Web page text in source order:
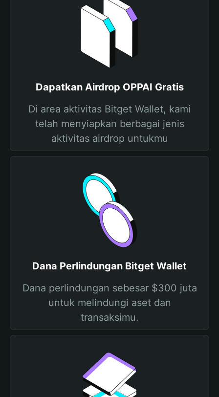
Dapatkan Airdrop OPPAI Gratis
Di area aktivitas Bitget Wallet, kami
telah menyiapkan berbagai jenis
aktivitas airdrop untukmu
Dana Perlindungan Bitget Wallet
Dana perlindungan sebesar $300 juta
untuk melindungi aset dan
transaksimu.